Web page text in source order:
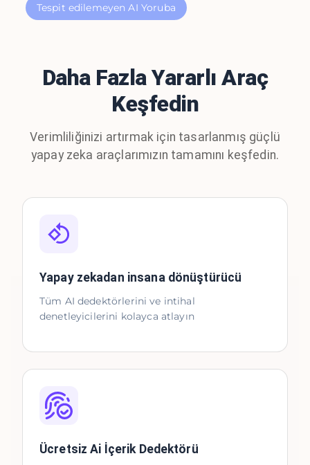
Tespit edilemeyen AI Yoruba
Daha Fazla Yararlı Araç
Keşfedin
Verimliliğinizi artırmak için tasarlanmış güçlü
yapay zeka araçlarımızın tamamını keşfedin.
Yapay zekadan insana dönüştürücü
Tüm AI dedektörlerini ve intihal
denetleyicilerini kolayca atlayın
Ücretsiz Ai İçerik Dedektörü